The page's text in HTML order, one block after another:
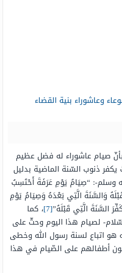
وعاشوراء بنية القضاء
بأنّ صيام عاشوراء له فضل عظيم
ذنوب السّنة الماضية بدليل
وسلم-: “صِيَامُ يَوْمِ عَرَفَةَ أَحْتَسِبُ
وَالسَّنَةَ الَّتِي بَعْدَهُ وَصِيَامُ يَوْمِ
السَّنَةَ الَّتِي قَبْلَهُ”[7] ، كما
لصيام هذا اليوم وحثّ على
هو اتباع لسنة رسول الله وخطى
أطفالهم على الصّيام في هذا